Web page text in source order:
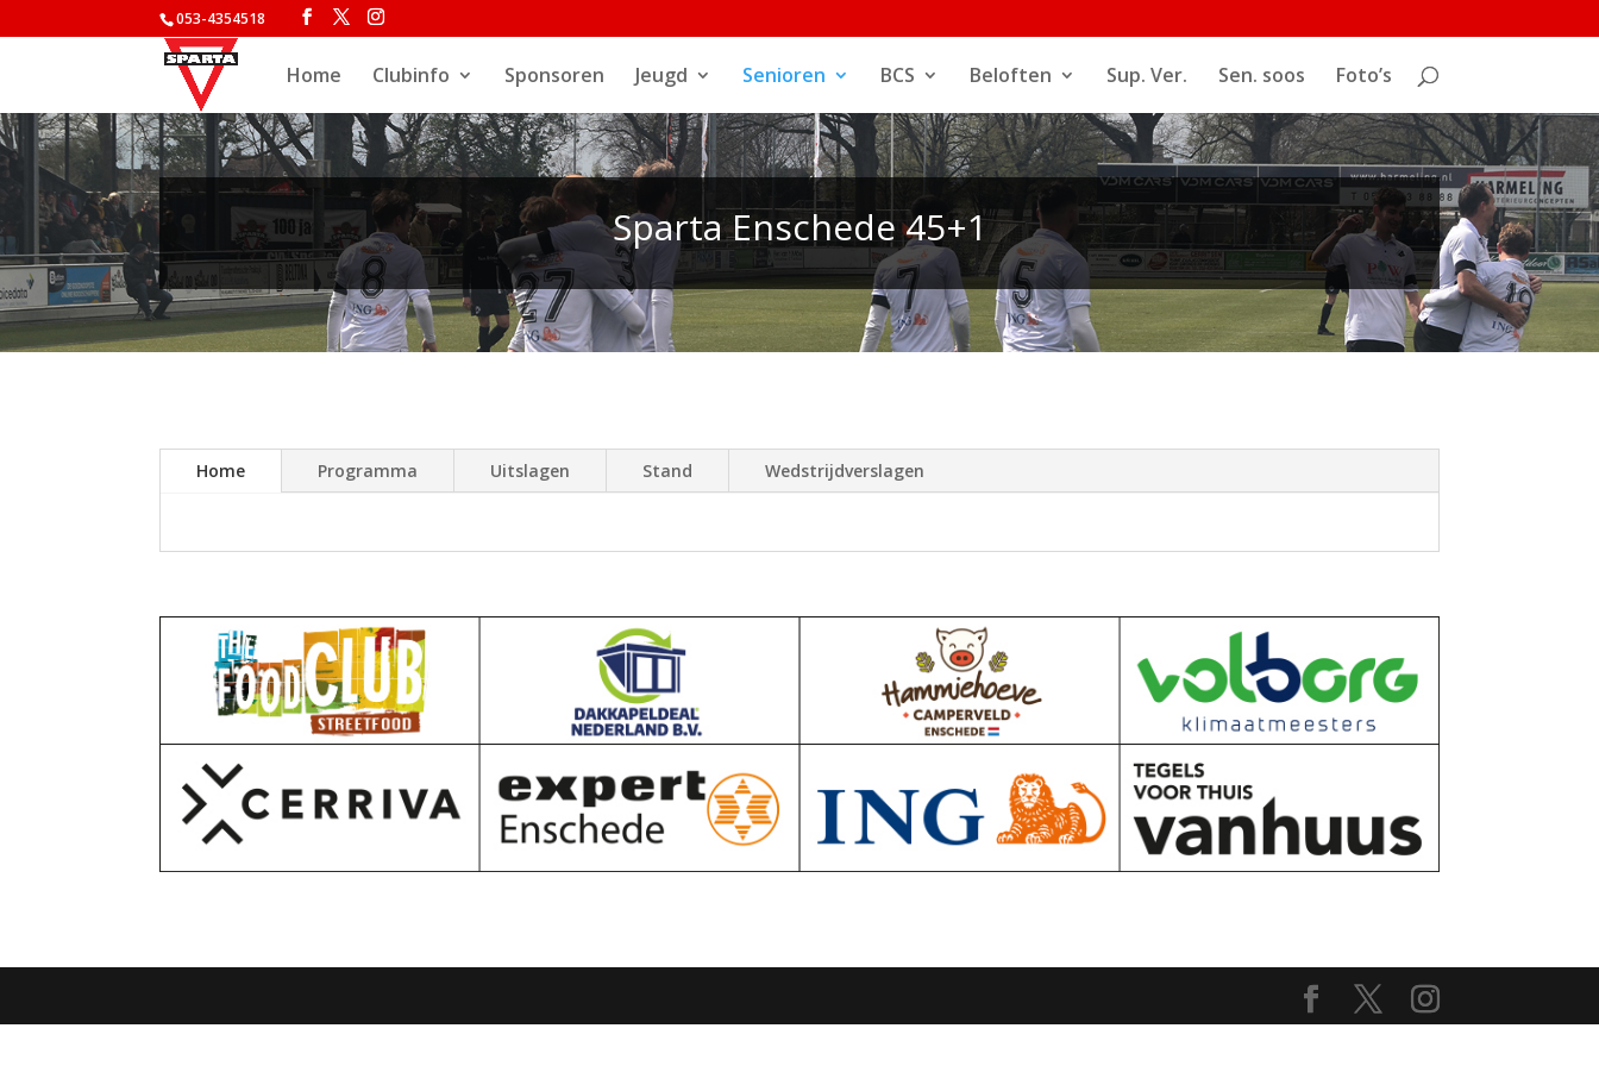
053-4354518
Home Clubinfo Sponsoren Jeugd Senioren BCS Beloften Sup. Ver. Sen. soos Foto’s
Sparta Enschede 45+1
Home Programma Uitslagen Stand Wedstrijdverslagen